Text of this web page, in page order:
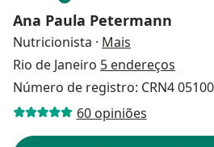
Ana Paula Petermann
Nutricionista · Mais
Rio de Janeiro 5 endereços
Número de registro: CRN4
60 opiniões